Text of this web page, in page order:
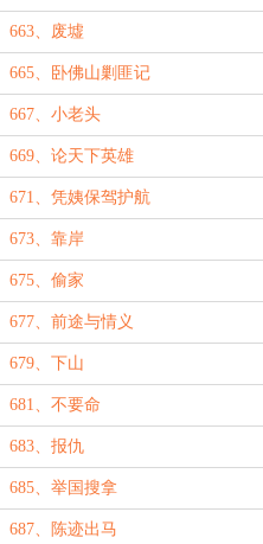
663、废墟
665、卧佛山剿匪记
667、小老头
669、论天下英雄
671、凭姨保驾护航
673、靠岸
675、偷家
677、前途与情义
679、下山
681、不要命
683、报仇
685、举国搜拿
687、陈迹出马